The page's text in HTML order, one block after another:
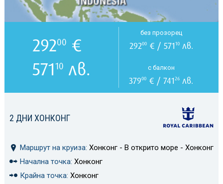
2 ДНИ ХОНКОНГ
Маршрут на круиза: Хонконг - В открито море - Хонконг
Начална точка: Хонконг
Крайна точка: Хонконг
29200 €
57110 лв.
без прозорец
29200€ / 57110лв.
с балкон
37900 € / 74126 лв.